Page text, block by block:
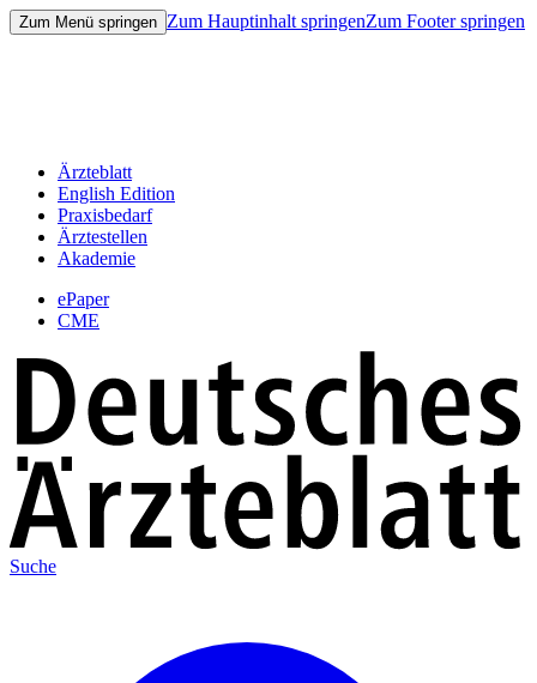
Zum Menü springen Zum Hauptinhalt springenZum Footer springen
Ärzteblatt
English Edition
Praxisbedarf
Ärztestellen
Akademie
ePaper
CME
Suche